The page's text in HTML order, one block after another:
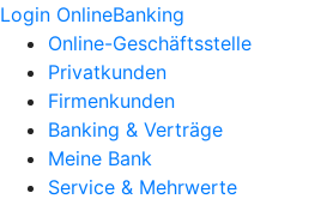
Login OnlineBanking
Online-Geschäftsstelle
Privatkunden
Firmenkunden
Banking & Verträge
Meine Bank
Service & Mehrwerte